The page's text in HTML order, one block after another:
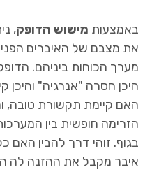
באמצעות מישוש הדופק,
את מצבם של האיברים
מערך הכוחות ביניהם.
היכן חסרה "אנרגיה" והיכן
האם קיימת תקשורת טובה,
הזרימה חופשית בין
בגוף. זוהי דרך להבין האם
איבר מקבל את ההזנה לה